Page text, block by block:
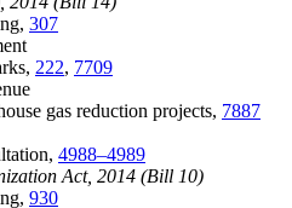
307
222, 7709
gas reduction projects, 7887
4988–4989
Act, 2014 (Bill 10)
930